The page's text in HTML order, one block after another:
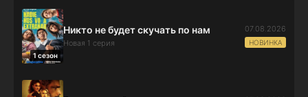
1 сезон
Никто не будет скучать по нам
Новая 1 серия
07.08.2026
НОВИНКА